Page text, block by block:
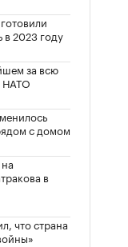
в 2023 году
за всю
НАТО
с домом
в
что страна